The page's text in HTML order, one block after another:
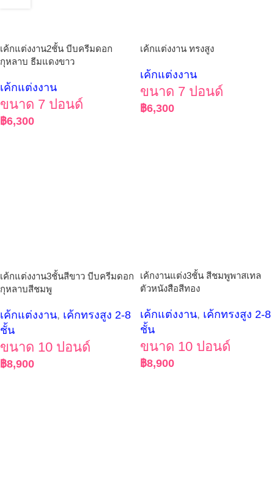
เค้กแต่งงาน2ชั้น บีบครีมดอก
กุหลาบ ธีมแดงขาว
เค้กแต่งงาน
ขนาด 7 ปอนด์
฿6,300
เค้กแต่งงาน ทรงสูง
เค้กแต่งงาน
ขนาด 7 ปอนด์
฿6,300
เค้กแต่งงาน3ชั้นสีขาว บีบครีมดอก
กุหลาบสีชมพู
เค้กแต่งงาน, เค้กทรงสูง 2-8
ชั้น
ขนาด 10 ปอนด์
฿8,900
เค้กงานแต่ง3ชั้น สีชมพูพาสเทล
ตัวหนังสือสีทอง
เค้กแต่งงาน, เค้กทรงสูง 2-8
ชั้น
ขนาด 10 ปอนด์
฿8,900